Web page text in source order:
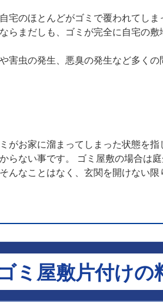
宅のほとんどがゴミで覆われてしま
らまだしも、ゴミが完全に自宅の
害虫の発生、悪臭の発生など多く
がお家に溜まってしまった状態を
らない事です。 ゴミ屋敷の場合は
んなことはなく、玄関を開けない
ミ屋敷片付けの